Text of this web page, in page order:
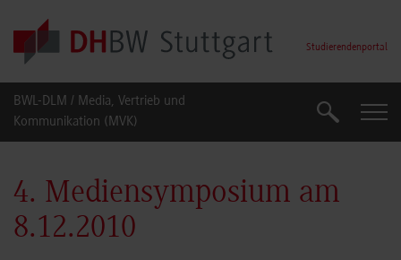
Skip to main content
Studierendenportal
BWL-DLM / Media, Vertrieb und
Kommunikation (MVK)
Suche Suche
4. Mediensymposium am
8.12.2010